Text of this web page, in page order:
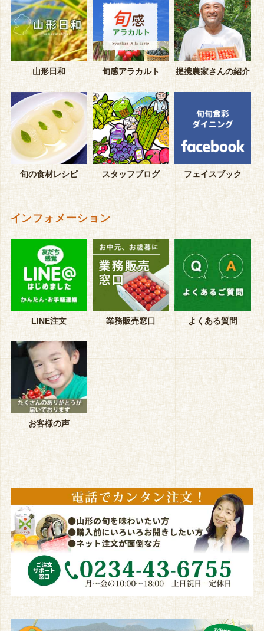
山形日和 旬感アラカルト 提携農家さんの紹介
旬の食材レシピ スタッフブログ フェイスブック
インフォメーション
LINE注文 業務販売窓口 よくある質問
お客様の声